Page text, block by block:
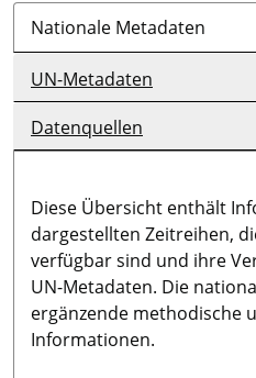
Nationale Metadaten
UN-Metadaten
Datenquellen
Diese Übersicht enthält
dargestellten Zeitreihen,
verfügbar sind und ihre
UN-Metadaten. Die
ergänzende methodische
Informationen.